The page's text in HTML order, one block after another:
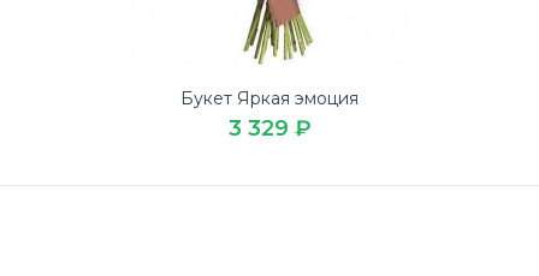
Букет Яркая эмоция
3 329 ₽